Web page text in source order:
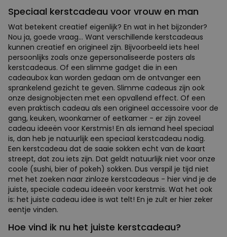
Speciaal kerstcadeau voor vrouw en man
Wat betekent creatief eigenlijk? En wat in het bijzonder?
Nou ja, goede vraag... Want verschillende kerstcadeaus
kunnen creatief en origineel zijn. Bijvoorbeeld iets heel
persoonlijks zoals onze gepersonaliseerde posters als
kerstcadeaus. Of een slimme gadget die in een
cadeaubox kan worden gedaan om de ontvanger een
sprankelend gezicht te geven. Slimme cadeaus zijn ook
onze designobjecten met een opvallend effect. Of een
even praktisch cadeau als een origineel accessoire voor de
gang, keuken, woonkamer of eetkamer - er zijn zoveel
cadeau ideeën voor Kerstmis! En als iemand heel speciaal
is, dan heb je natuurlijk een speciaal kerstcadeau nodig.
Een kerstcadeau dat de saaie sokken echt van de kaart
streept, dat zou iets zijn. Dat geldt natuurlijk niet voor onze
coole (sushi, bier of pokeh) sokken. Dus verspil je tijd niet
met het zoeken naar zinloze kerstcadeaus - hier vind je de
juiste, speciale cadeau ideeën voor kerstmis. Wat het ook
is: het juiste cadeau idee is wat telt! En je zult er hier zeker
eentje vinden.
Hoe vind ik nu het juiste kerstcadeau?